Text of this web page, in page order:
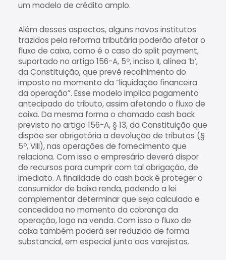
um modelo de crédito amplo.
Além desses aspectos, alguns novos institutos
trazidos pela reforma tributária poderão afetar o
fluxo de caixa, como é o caso do split payment,
suportado no artigo 156-A, 5º, inciso II, alínea ‘b’,
da Constituição, que prevê recolhimento do
imposto no momento da “liquidação financeira
da operação”. Esse modelo implica pagamento
antecipado do tributo, assim afetando o fluxo de
caixa. Da mesma forma o chamado cash back
previsto no artigo 156-A, § 13, da Constituição que
dispõe ser obrigatória a devolução de tributos (§
5º, VIII), nas operações de fornecimento que
relaciona. Com isso o empresário deverá dispor
de recursos para cumprir com tal obrigação, de
imediato. A finalidade do cash back é proteger o
consumidor de baixa renda, podendo a lei
complementar determinar que seja calculado e
concedidoa no momento da cobrança da
operação, logo na venda. Com isso o fluxo de
caixa também poderá ser reduzido de forma
substancial, em especial junto aos varejistas.